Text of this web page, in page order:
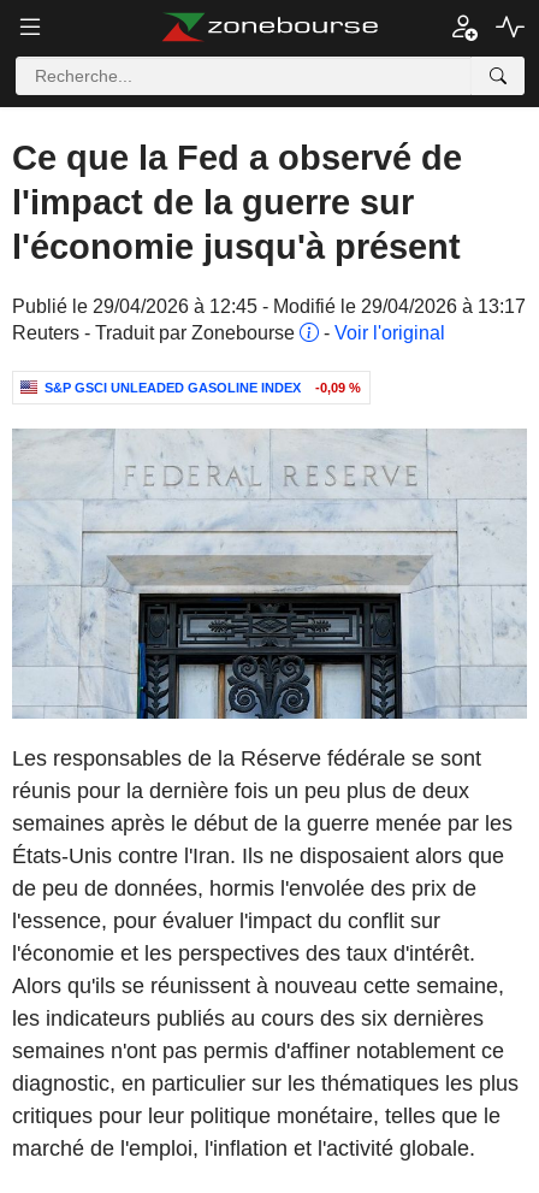
Ce que la Fed a observé de
l'impact de la guerre sur
l'économie jusqu'à présent
Publié le 29/04/2026 à 12:45 - Modifié le 29/04/2026 à 13:17
Reuters - Traduit par Zonebourse
- Voir l'original
S&P GSCI UNLEADED GASOLINE INDEX -0,09 %
Les responsables de la Réserve fédérale se sont
réunis pour la dernière fois un peu plus de deux
semaines après le début de la guerre menée par les
États-Unis contre l'Iran. Ils ne disposaient alors que
de peu de données, hormis l'envolée des prix de
l'essence, pour évaluer l'impact du conflit sur
l'économie et les perspectives des taux d'intérêt.
Alors qu'ils se réunissent à nouveau cette semaine,
les indicateurs publiés au cours des six dernières
semaines n'ont pas permis d'affiner notablement ce
diagnostic, en particulier sur les thématiques les plus
critiques pour leur politique monétaire, telles que le
marché de l'emploi, l'inflation et l'activité globale.